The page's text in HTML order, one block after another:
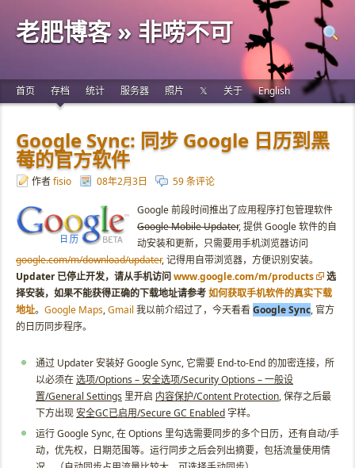
老肥博客 » 非唠不可
首页 存档 统计 服务器 照片 𝕏 关于 English
Google Sync: 同步 Google 日历到黑
莓的官方软件
作者fisio 08年2月3日 59 条评论
Google 前段时间推出了应用程序打包管理软件
Google Mobile Updater, 提供 Google 软件的自
动安装和更新，只需要用手机浏览器访问
google.com/m/download/updater, 记得用自带浏览器，方便识别安装。
Updater 已停止开发，请从手机访问www.google.com/m/products
选
择安装，如果不能获得正确的下载地址请参考如何获取手机软件的真实下载
地址。 Google Maps,Gmail 我以前介绍过了，今天看看Google Sync, 官方
的日历同步程序。
通过 Updater 安装好 Google Sync, 它需要 End-to-End 的加密连接，所
以必须在选项/Options – 安全选项/Security Options – 一般设
置/General Settings 里开启 内容保护/Content Protection, 保存之后最
下方出现安全GC已启用/Secure GC Enabled字样。
运行 Google Sync, 在 Options 里勾选需要同步的多个日历，还有自动/手
动，优先权，日期范围等。运行同步之后会列出摘要，包括流量使用情